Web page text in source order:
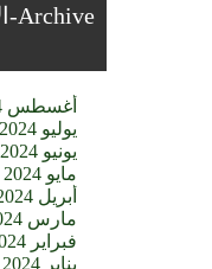
Archive-الأرشيف
أغسطس 2024
يوليو 2024
يونيو 2024
مايو 2024
أبريل 2024
مارس 2024
فبراير 2024
يناير 2024